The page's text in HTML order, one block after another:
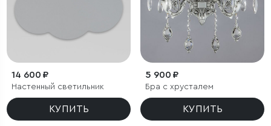
14 600 ₽
Настенный светильник
КУПИТЬ
5 900 ₽
Бра с хрусталем
КУПИТЬ